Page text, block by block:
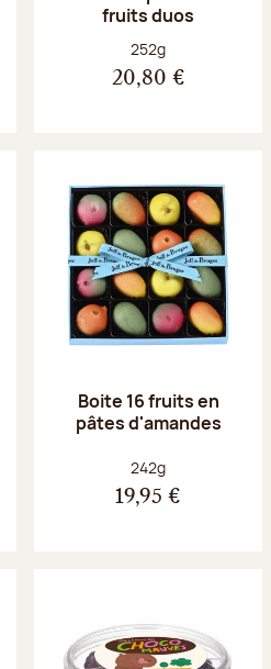
fruits duos
Poids net :
252g
20,80 €
Boite 16 fruits en
pâtes d'amandes
Poids net :
242g
19,95 €